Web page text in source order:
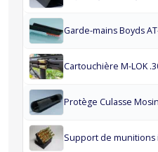
Garde-mains Boyds
Cartouchière M-LOK
Protège Culasse
Support de munitions